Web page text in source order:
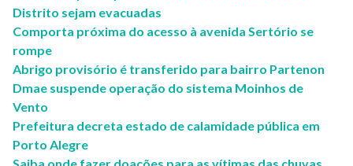
Distrito sejam evacuadas
Comporta próxima do acesso à avenida Sertório se
rompe
Abrigo provisório é transferido para bairro Partenon
Dmae suspende operação do sistema Moinhos de
Vento
Prefeitura decreta estado de calamidade pública em
Porto Alegre